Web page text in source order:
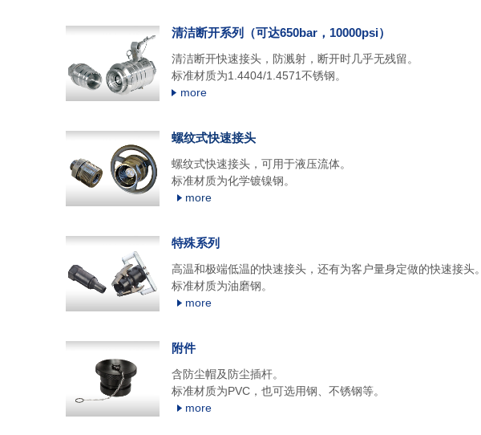
清洁断开系列（可达650bar，10000psi）
清洁断开快速接头，防溅射，断开时几乎无残留。
标准材质为1.4404/1.4571不锈钢。
more
螺纹式快速接头
螺纹式快速接头，可用于液压流体。
标准材质为化学镀镍钢。
more
特殊系列
高温和极端低温的快速接头，还有为客户量身定做的快速接头。
标准材质为油磨钢。
more
附件
含防尘帽及防尘插杆。
标准材质为PVC，也可选用钢、不锈钢等。
more